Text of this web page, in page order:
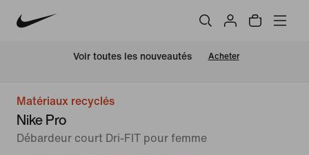
Voir toutes les nouveautés Acheter
Matériaux recyclés
Nike Pro
Débardeur court Dri-FIT pour femme